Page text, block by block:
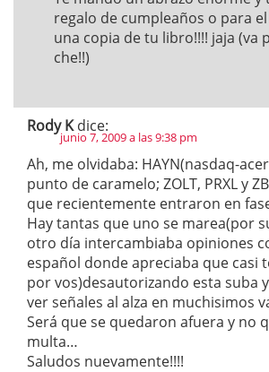
regalo de cumpleaños o para
una copia de tu libro!!!! jaja (va
che!!)
Rody K dice:
junio 7, 2009 a las 9:38 pm
Ah, me olvidaba: HAYN(nasdaq-
punto de caramelo; ZOLT, PRXL y
que recientemente entraron en
Hay tantas que uno se marea(por
otro día intercambiaba opiniones
español donde apreciaba que casi
por vos)desautorizando esta suba
ver señales al alza en muchisimos
Será que se quedaron afuera y no
multa…
Saludos nuevamente!!!!